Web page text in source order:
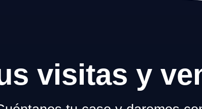
visitas y